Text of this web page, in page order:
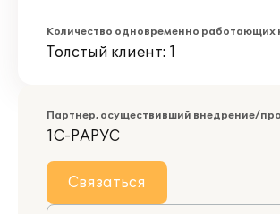
Количество одновременно работающих
Толстый клиент: 1
Партнер, осуществивший внедрение/
1С-РАРУС
Связаться